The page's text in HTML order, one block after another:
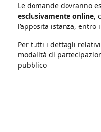
Le domande dovranno
esclusivamente online,
l’apposita istanza, entro
Per tutti i dettagli
modalità di
pubblico